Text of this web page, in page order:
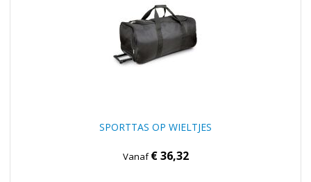
SPORTTAS OP WIELTJES
Vanaf€ 36,32